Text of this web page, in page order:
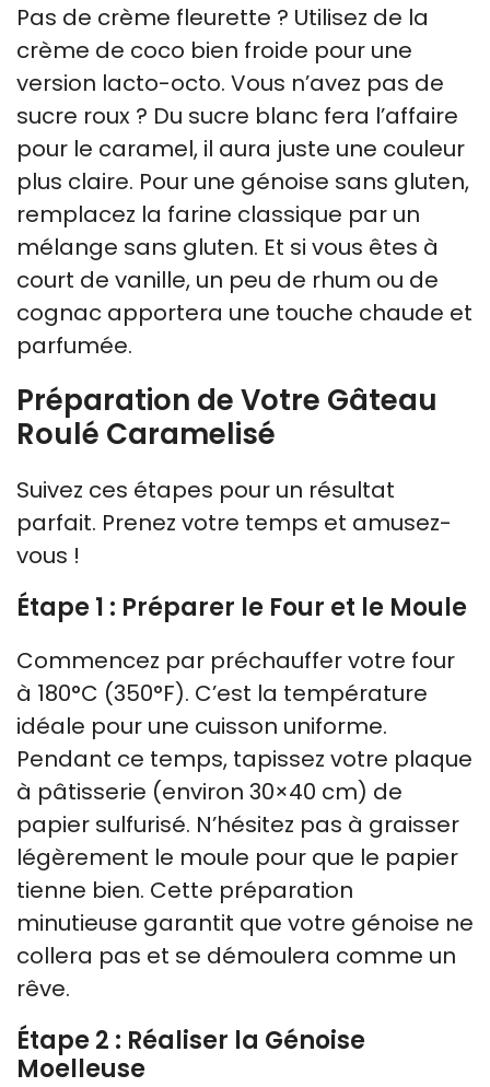
Pas de crème fleurette ? Utilisez de la
crème de coco bien froide pour une
version lacto-octo. Vous n’avez pas de
sucre roux ? Du sucre blanc fera l’affaire
pour le caramel, il aura juste une couleur
plus claire. Pour une génoise sans gluten,
remplacez la farine classique par un
mélange sans gluten. Et si vous êtes à
court de vanille, un peu de rhum ou de
cognac apportera une touche chaude et
parfumée.
Préparation de Votre Gâteau
Roulé Caramelisé
Suivez ces étapes pour un résultat
parfait. Prenez votre temps et amusez-
vous !
Étape 1 : Préparer le Four et le Moule
Commencez par préchauffer votre four
à 180°C (350°F). C’est la température
idéale pour une cuisson uniforme.
Pendant ce temps, tapissez votre plaque
à pâtisserie (environ 30×40 cm) de
papier sulfurisé. N’hésitez pas à graisser
légèrement le moule pour que le papier
tienne bien. Cette préparation
minutieuse garantit que votre génoise ne
collera pas et se démoulera comme un
rêve.
Étape 2 : Réaliser la Génoise
Moelleuse